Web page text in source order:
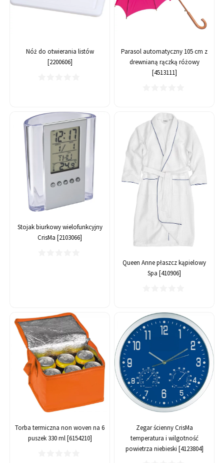
Nóż do otwierania listów
[2200606]
Parasol automatyczny 105 cm z
drewnianą rączką różowy
[4513111]
Stojak biurkowy wielofunkcyjny
CrisMa [2103066]
Queen Anne płaszcz kąpielowy
Spa [410906]
Torba termiczna non woven na 6
puszek 330 ml [6154210]
Zegar ścienny CrisMa
temperatura i wilgotność
powietrza niebieski [4123804]